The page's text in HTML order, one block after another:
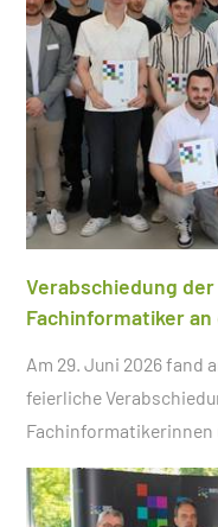
Verabschiedung
Fachinformatiker an
Am 29. Juni 2026 fand
feierliche